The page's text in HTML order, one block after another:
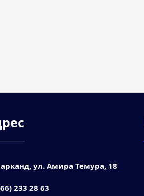
ул. Амира Темура, 18
233 28 63